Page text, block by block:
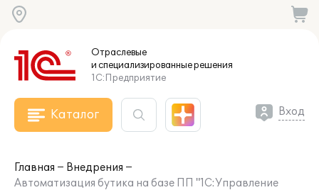
Отраслевые
и специализированныерешения
1С:Предприятие
Каталог Вход
Главная
Внедрения
Автоматизация бутика на базе ПП "1С:Управление